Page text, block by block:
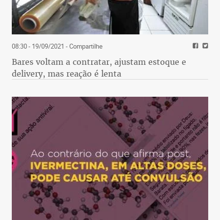
O prato Coyote loko traz lagarto desfiado ao molho
de cerveja escura e alcaparras com torradas de
baguete francesa (R$ 35). Rebeca sugere o Eldorado
chicken (R$ 25): iscas de frango empanadas em
massa de nacho crocante cobertas com molhos
ranch e buffalo picante, acompanhadas de tiras de
08:30 - 19/09/2021 - Compartilhe
Bares voltam a contratar, ajustam estoque e
delivery, mas reação é lenta